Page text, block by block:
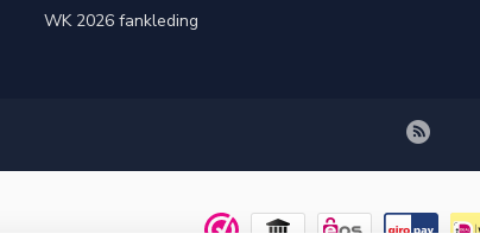
WK 2026 fankleding